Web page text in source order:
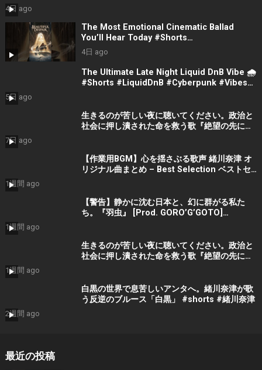
4日 ago
The Most Emotional Cinematic Ballad
You’ll Hear Today #Shorts
#CinematicMusic #EmotionalVibes #Piano
4日 ago
The Ultimate Late Night Liquid DnB Vibe 🌧️
#Shorts #LiquidDnB #Cyberpunk #Vibes
5日 ago
生きるのが苦しい夜に聴いてください。政治と
社会に押し潰された命を救う歌『絶望の先に』
7日 ago
【作業用BGM】心を揺さぶる歌声 緒川奈津 オ
リジナル曲まとめ – Best Selection ベストセ
1週間 ago
【警告】静かに沈む日本と、幻に群がる私た
ち。『羽虫』 [Prod. GORO’G’GOTO]
1週間 ago
生きるのが苦しい夜に聴いてください。政治と
社会に押し潰された命を救う歌『絶望の先に』
1週間 ago
白黒の世界で息苦しいアンタへ。緒川奈津が歌
う反逆のブルース「白黒」 #shorts #緒川奈津
2週間 ago
最近の投稿